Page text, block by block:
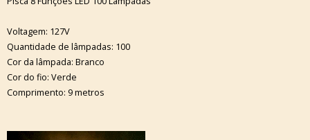
Voltagem: 127V
Quantidade de lâmpadas: 100
Cor da lâmpada: Branco
Cor do fio: Verde
Comprimento: 9 metros